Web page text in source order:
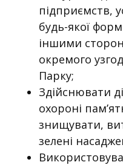
підприємств,
будь-якої
іншими
окремого
Парку;
Здійснювати
охороні
знищувати,
зелені